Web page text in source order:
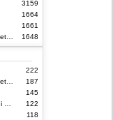
3159
1664
1661
Niesamowite przygody dziesięciu skarpetek (czterech prawych i sześciu lewych)
1648
222
Niesamowite przygody dziesięciu skarpetek (czterech prawych i sześciu lewych)
187
145
Mitologia : wierzenia i podania Greków i Rzymian
122
118